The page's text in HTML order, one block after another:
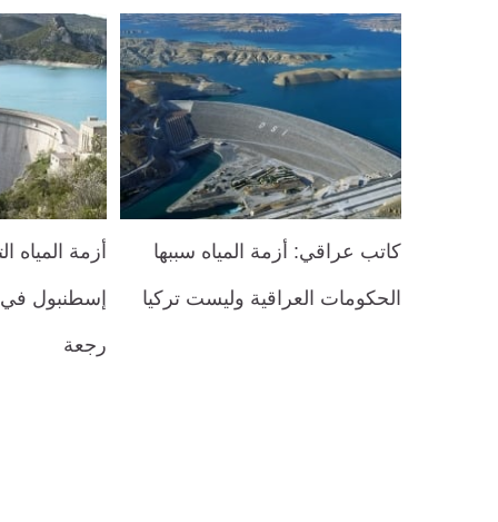
كاتب عراقي: أزمة المياه سببها
الحكومات العراقية وليست تركيا
أزمة المياه
إسطنبول
رجعة